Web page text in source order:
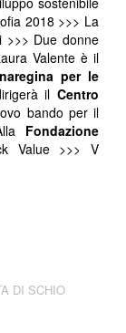
2018 >>> La
>>> Due donne
Valente è il
per le
ilCentro
bando per il
Fondazione
Value >>> V
DI SCHIO